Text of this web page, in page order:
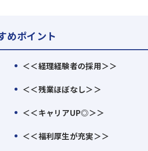
めポイント
＜＜経理経験者の採用＞＞
＜＜残業ほぼなし＞＞
＜＜キャリアUP◎＞＞
＜＜福利厚生が充実＞＞